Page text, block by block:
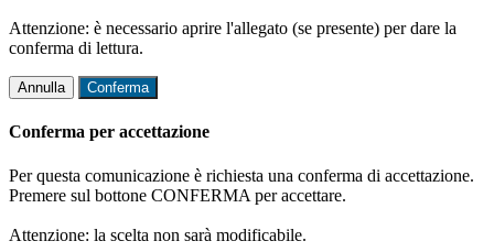
Attenzione: è necessario aprire l'allegato (se presente) per dare la
conferma di lettura.
Annulla Conferma
Conferma per accettazione
Per questa comunicazione è richiesta una conferma di accettazione.
Premere sul bottone CONFERMA per accettare.
Attenzione: la scelta non sarà modificabile.